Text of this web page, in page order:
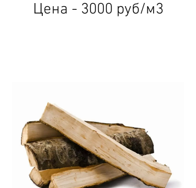
Цена - 3000 руб/м3